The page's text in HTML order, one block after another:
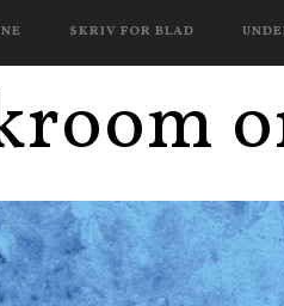
SKRIV FOR BLAD